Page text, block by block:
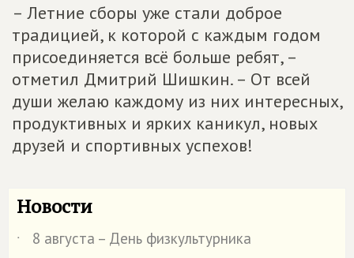
– Летние сборы уже стали доброе
традицией, к которой с каждым годом
присоединяется всё больше ребят, –
отметил Дмитрий Шишкин. – От всей
души желаю каждому из них интересных,
продуктивных и ярких каникул, новых
друзей и спортивных успехов!
Новости
˙
8 августа – День физкультурника